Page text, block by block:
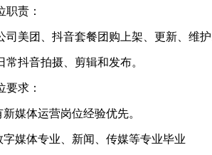
职责：
司美团、抖音套餐团购上架、更新、维护
常抖音拍摄、剪辑和发布。
要求：
新媒体运营岗位经验优先。
字媒体专业、新闻、传媒等专业毕业